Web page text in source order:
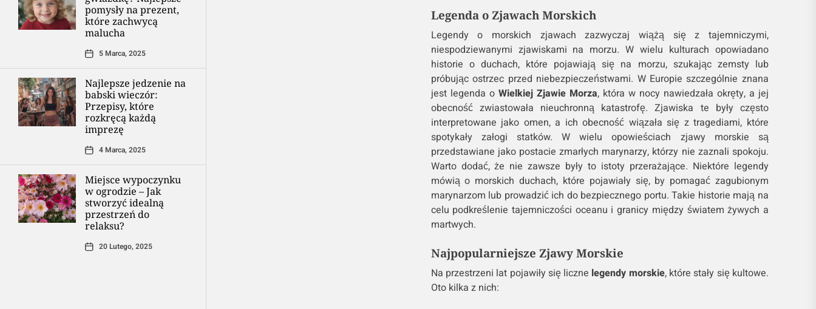
pomysły na prezent,
które zachwycą
malucha
5 Marca, 2025
Najlepsze jedzenie na
babski wieczór:
Przepisy, które
rozkręcą każdą
imprezę
4 Marca, 2025
Miejsce wypoczynku
w ogrodzie – Jak
stworzyć idealną
przestrzeń do
relaksu?
20 Lutego, 2025
Legenda o Zjawach Morskich
Legendy o morskich zjawach zazwyczaj wiążą się z tajemniczymi,
niespodziewanymi zjawiskami na morzu. W wielu kulturach opowiadano
historie o duchach, które pojawiają się na morzu, szukając zemsty lub
próbując ostrzec przed niebezpieczeństwami. W Europie szczególnie znana
jest legenda o Wielkiej Zjawie Morza, która w nocy nawiedzała okręty, a jej
obecność zwiastowała nieuchronną katastrofę. Zjawiska te były często
interpretowane jako omen, a ich obecność wiązała się z tragediami, które
spotykały załogi statków. W wielu opowieściach zjawy morskie są
przedstawiane jako postacie zmarłych marynarzy, którzy nie zaznali spokoju.
Warto dodać, że nie zawsze były to istoty przerażające. Niektóre legendy
mówią o morskich duchach, które pojawiały się, by pomagać zagubionym
marynarzom lub prowadzić ich do bezpiecznego portu. Takie historie mają na
celu podkreślenie tajemniczości oceanu i granicy między światem żywych a
martwych.
Najpopularniejsze Zjawy Morskie
Na przestrzeni lat pojawiły się liczne legendy morskie, które stały się kultowe.
Oto kilka z nich: